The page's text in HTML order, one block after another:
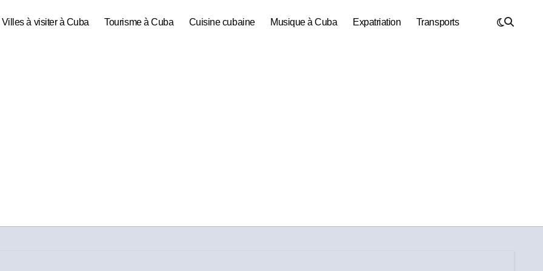
Villes à visiter à Cuba Tourisme à Cuba Cuisine cubaine Musique à Cuba Expatriation Transports